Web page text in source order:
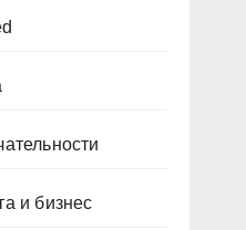
и бизнес